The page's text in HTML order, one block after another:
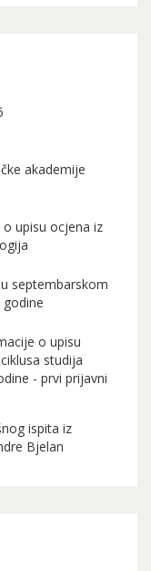
akademije
upisu ocjena iz
septembarskom
o upisu
studija
- prvi prijavni
ispita iz
Bjelan